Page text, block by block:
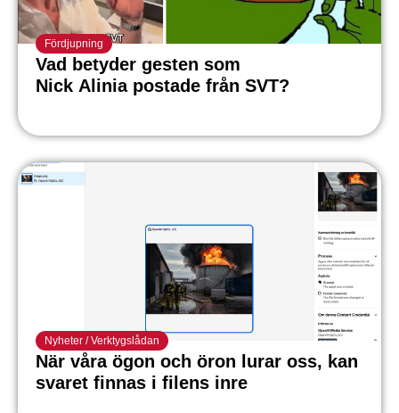
Fördjupning
Vad betyder gesten som
Nick Alinia postade från SVT?
Nyheter /Verktygslådan
När våra ögon och öron lurar oss, kan
svaret finnas i filens inre